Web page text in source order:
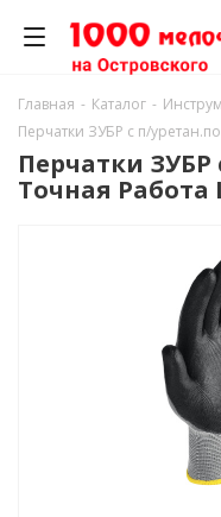
Главная - Каталог -
Перчатки ЗУБР с п/
Перчатки ЗУБР
Точная Работа